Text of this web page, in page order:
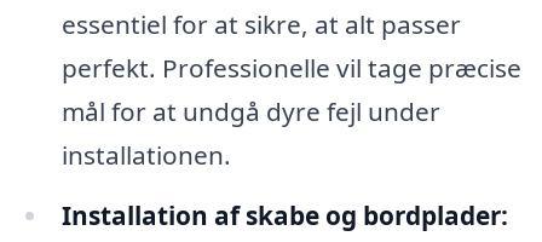
essentiel for at sikre, at alt passer
perfekt. Professionelle vil tage præcise
mål for at undgå dyre fejl under
installationen.
Installation af skabe og bordplader: